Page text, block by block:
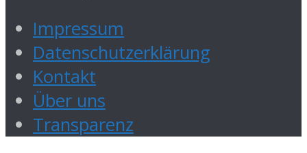
Impressum
Datenschutzerklärung
Kontakt
Über uns
Transparenz